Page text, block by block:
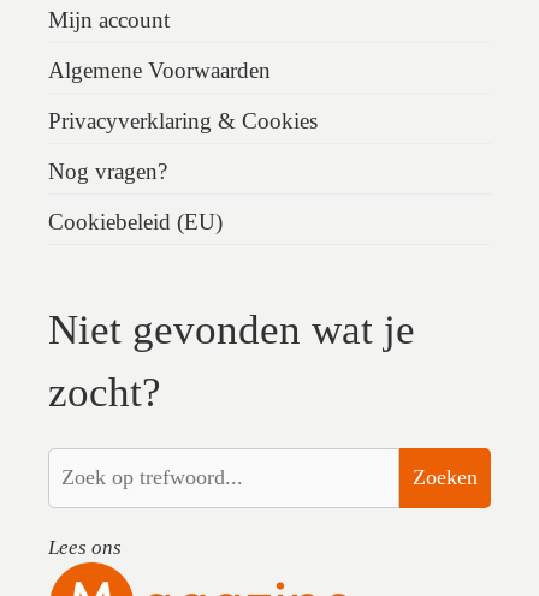
Mijn account
Algemene Voorwaarden
Privacyverklaring & Cookies
Nog vragen?
Cookiebeleid (EU)
Niet gevonden wat je
zocht?
Zoeken
Lees ons